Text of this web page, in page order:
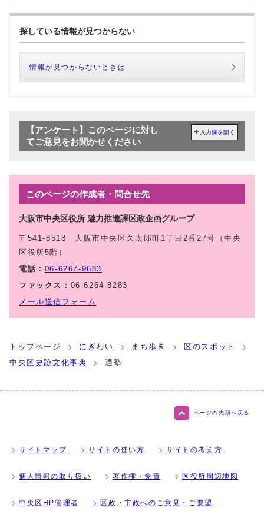
探している情報が見つからない
情報が見つからないときは
【アンケート】このページに対し
てご意見をお聞かせください
入力欄を開く
このページの作成者・問合せ先
大阪市中央区役所 魅力推進課区政企画グループ
〒541-8518 大阪市中央区久太郎町1丁目2番27号（中央
区役所5階）
電話： 06-6267-9683
ファックス： 06-6264-8283
メール送信フォーム
トップページ にぎわい まち歩き
区のスポット
中央区史跡文化事典
適塾
ページの先頭へ戻る
サイトマップ サイトの使い方 サイトの考え方
個人情報の取り扱い 著作権・免責 区役所周辺地図
中央区HP管理者 区政・市政へのご意見・ご要望